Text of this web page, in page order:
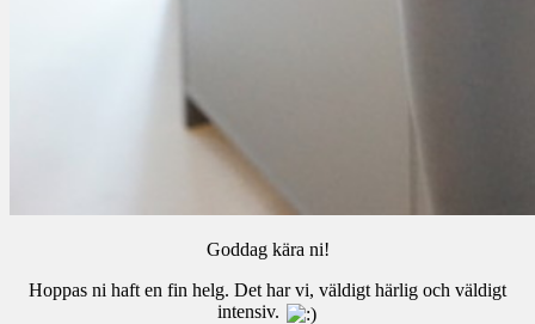
Goddag kära ni!
Hoppas ni haft en fin helg. Det har vi, väldigt härlig och väldigt
intensiv.